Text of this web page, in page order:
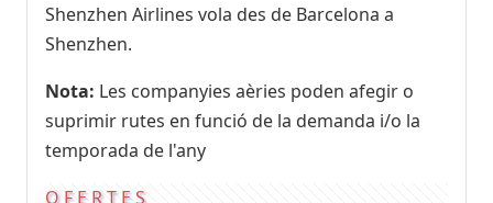
Shenzhen Airlines vola des de Barcelona a
Shenzhen.
Nota: Les companyies aèries poden afegir o
suprimir rutes en funció de la demanda i/o la
temporada de l'any
OFERTES